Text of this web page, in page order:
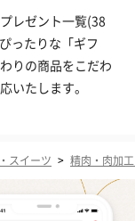
レゼント一覧(38
ったりな「ギフ
りの商品をこだわ
いたします。
スイーツ > 精肉・肉加